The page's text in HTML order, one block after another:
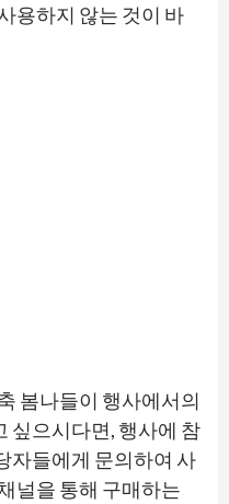
용하지 않는 것이 바
봄나들이 행사에서의
싶으시다면, 행사에 참
자들에게 문의하여 사
널을 통해 구매하는